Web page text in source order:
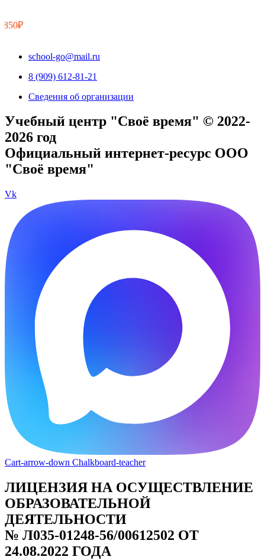
850₽
school-go@mail.ru
8 (909) 612-81-21
Сведения об организации
Учебный центр "Своё время" © 2022-
2026 год
Официальный интернет-ресурс ООО
"Своё время"
Vk
Cart-arrow-down Chalkboard-teacher
ЛИЦЕНЗИЯ НА ОСУЩЕСТВЛЕНИЕ
ОБРАЗОВАТЕЛЬНОЙ
ДЕЯТЕЛЬНОСТИ
№ Л035-01248-56/00612502 ОТ
24.08.2022 ГОДА